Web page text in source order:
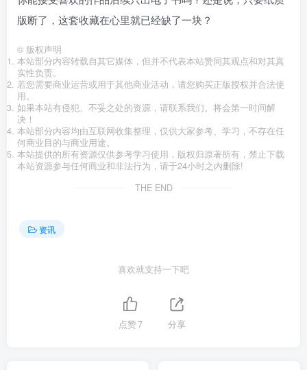
版断了，这套收藏在心里就已经缺了一块？
© 版权声明
本站部分内容转载自其它媒体，但并不代表本站赞同其观点和对其真
实性负责。
若您需要商业运营或用于其他商业活动，请您购买正版授权并合法使
用。
如果本站有侵犯、不妥之处的资源，请联系我们。将会第一时间解
决！
本站部分内容均由互联网收集整理，仅供大家参考、学习，不存在任
何商业目的与商业用途。
本站提供的所有资源仅供参考学习使用，版权归原著所有，禁止下载
本站资源参与任何商业和非法行为，请于24小时之内删除!
THE END
资讯
喜欢就支持一下吧
点赞7 分享